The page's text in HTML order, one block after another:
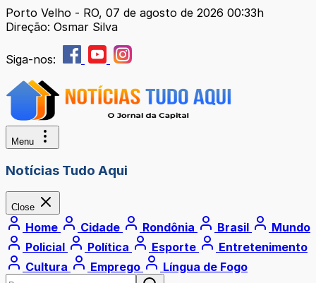
Porto Velho - RO, 07 de agosto de 2026 00:33h
Direção: Osmar Silva
Siga-nos:
Menu
Notícias Tudo Aqui
Close
Home Cidade Rondônia Brasil
Mundo
Policial
Política Esporte
Entretenimento
Cultura
Emprego Língua de Fogo